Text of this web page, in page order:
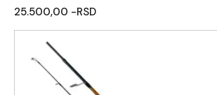
25.500,00 -RSD